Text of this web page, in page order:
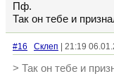
Пф.
Так он тебе и
#16 Склеп | 21:19
> Так он тебе и